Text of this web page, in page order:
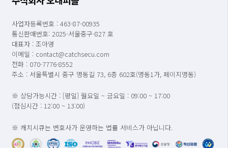
사업자등록번호 : 463-87-00935
통신판매번호: 2025-서울중구-827 호
대표자 : 조아영
이메일 : contact@catchsecu.com
전화 : 070-7776-8552
주소 : 서울특별시 중구 명동길 73, 6층 602호(명동1가, 페이지명동)
※ 상담가능시간 : [평일] 월요일 ~ 금요일 : 09:00 ~ 17:00
(점심시간 : 12:00 ~ 13:00)
※ 캐치시큐는 변호사가 운영하는 법률 서비스가 아닙니다.